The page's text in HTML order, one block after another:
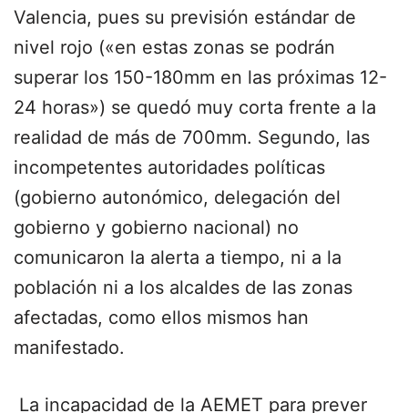
Valencia, pues su previsión estándar de
nivel rojo («en estas zonas se podrán
superar los 150-180mm en las próximas 12-
24 horas») se quedó muy corta frente a la
realidad de más de 700mm. Segundo, las
incompetentes autoridades políticas
(gobierno autonómico, delegación del
gobierno y gobierno nacional) no
comunicaron la alerta a tiempo, ni a la
población ni a los alcaldes de las zonas
afectadas, como ellos mismos han
manifestado.
La incapacidad de la AEMET para prever